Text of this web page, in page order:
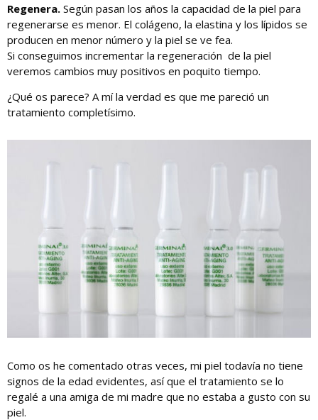
Regenera. Según pasan los años la capacidad de la piel para
regenerarse es menor. El colágeno, la elastina y los lípidos se
producen en menor número y la piel se ve fea.
Si conseguimos incrementar la regeneración de la piel
veremos cambios muy positivos en poquito tiempo.
¿Qué os parece? A mí la verdad es que me pareció un
tratamiento completísimo.
Como os he comentado otras veces, mi piel todavía no tiene
signos de la edad evidentes, así que el tratamiento se lo
regalé a una amiga de mi madre que no estaba a gusto con su
piel.